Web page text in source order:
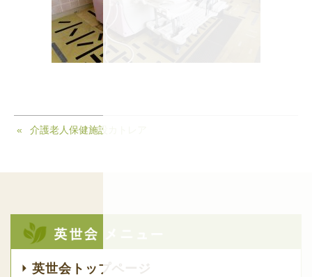
介護老人保健施設カトレア
英世会トップページ